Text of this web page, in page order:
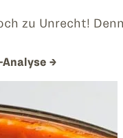
zu Unrecht!
→